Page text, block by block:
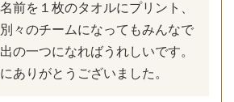
前を１枚のタオルにプリント、
々のチームになってもみんなで
の一つになればうれしいです。
ありがとうございました。